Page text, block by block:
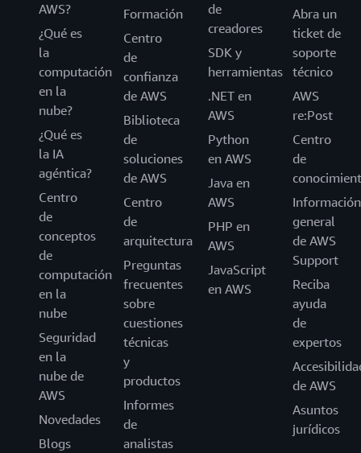
AWS?
¿Qué es
la
computación
en la
nube?
¿Qué es
la IA
agéntica?
Centro
de
conceptos
de
computación
en la
nube
Seguridad
en la
nube de
AWS
Novedades
Blogs
Formación
Centro
de
confianza
de AWS
Biblioteca
de
soluciones
de AWS
Centro
de
arquitectura
Preguntas
frecuentes
sobre
cuestiones
técnicas
y
productos
Informes
de
analistas
de
creadores
SDK y
herramientas
.NET en
AWS
Python
en AWS
Java en
AWS
PHP en
AWS
JavaScript
en AWS
Abra un
ticket de
soporte
técnico
AWS
re:Post
Centro
de
Información
general
de AWS
Support
Reciba
ayuda
de
expertos
de AWS
Asuntos
jurídicos